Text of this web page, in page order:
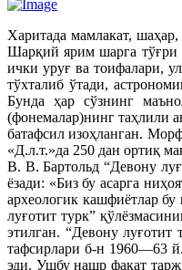
Харитада мамлакат,
Шарқий ярим шарга тўғри
ички уруғ ва тоифалари,
тўхталиб ўтади,
Бунда ҳар сўзнинг
(фонемалар)нинг таҳлили
батафсил изоҳланган.
«Д.л.т.»да 250 дан ортиқ
В. В. Бартольд “Девону
ёзади: «Биз бу асарга
археологик кашфиётлар
луғотит турк”
этилган. “Девону
тафсирлари б-н 1960—63
эди. Ушбу нашр фақат